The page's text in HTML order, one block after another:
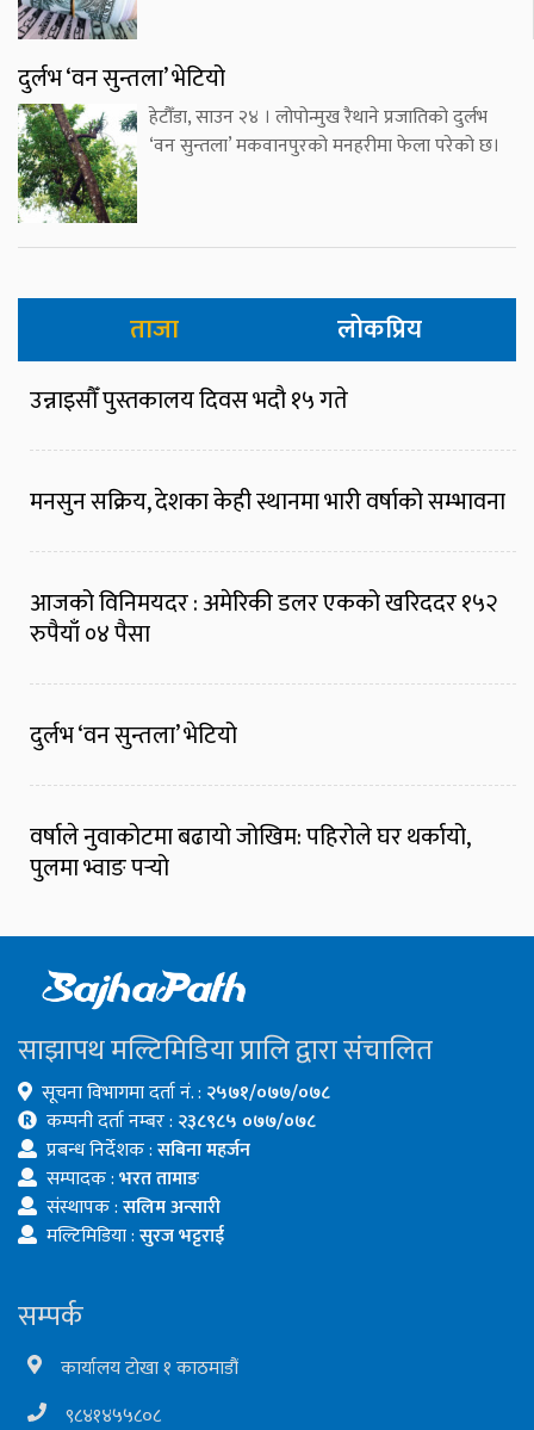
दुर्लभ ‘वन सुन्तला’ भेटियो
हेटौँडा, साउन २४ । लोपोन्मुख रैथाने प्रजातिको दुर्लभ
‘वन सुन्तला’ मकवानपुरको मनहरीमा फेला परेको छ।
ताजा लोकप्रिय
उन्नाइसौँ पुस्तकालय दिवस भदौ १५ गते
मनसुन सक्रिय, देशका केही स्थानमा भारी वर्षाको सम्भावना
आजको विनिमयदर : अमेरिकी डलर एकको खरिददर १५२
रुपैयाँ ०४ पैसा
दुर्लभ ‘वन सुन्तला’ भेटियो
वर्षाले नुवाकोटमा बढायो जोखिम: पहिरोले घर थर्कायो,
पुलमा भ्वाङ पर्‍यो
साझापथ मल्टिमिडिया प्रालि द्वारा संचालित
सूचना विभागमा दर्ता नं. : २५७१/०७७/०७८
कम्पनी दर्ता नम्बर : २३८९८५ ०७७/०७८
प्रबन्ध निर्देशक :सबिना महर्जन
सम्पादक :भरत तामाङ
संस्थापक :सलिम अन्सारी
मल्टिमिडिया :सुरज भट्टराई
सम्पर्क
कार्यालय टोखा १ काठमाडौं
९८४१४५५८०८